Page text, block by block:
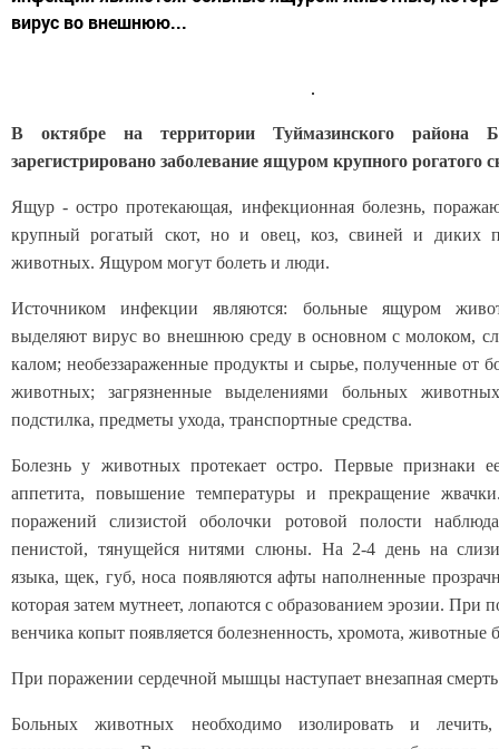
вирус во внешнюю...
В октябре на территории Туймазинского района
зарегистрировано заболевание ящуром крупного рогатого
Ящур - остро протекающая, инфекционная болезнь,
крупный рогатый скот, но и овец, коз, свиней и диких
животных. Ящуром могут болеть и люди.
Источником инфекции являются: больные ящуром
выделяют вирус во внешнюю среду в основном с молоком,
калом; необеззараженные продукты и сырье, полученные от
животных; загрязненные выделениями больных
подстилка, предметы ухода, транспортные средства.
Болезнь у животных протекает остро. Первые признаки
аппетита, повышение температуры и прекращение
поражений слизистой оболочки ротовой полости
пенистой, тянущейся нитями слюны. На 2-4 день на
языка, щек, губ, носа появляются афты наполненные
которая затем мутнеет, лопаются с образованием эрозии. При
венчика копыт появляется болезненность, хромота, животные
При поражении сердечной мышцы наступает внезапная
Больных животных необходимо изолировать и